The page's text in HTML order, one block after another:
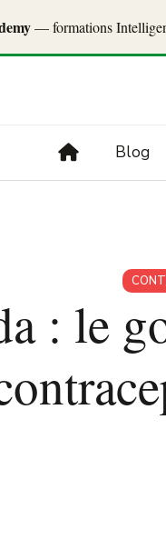
— formations
Blog
: le